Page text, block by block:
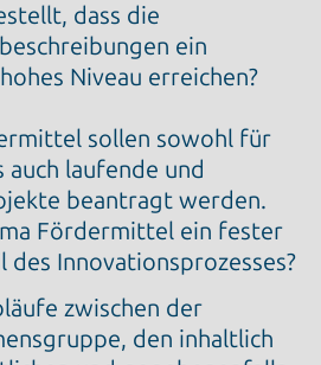
dass die
ein
Niveau erreichen?
sollen sowohl für
auch laufende und
beantragt werden.
Fördermittel ein fester
des Innovationsprozesses?
zwischen der
den inhaltlich